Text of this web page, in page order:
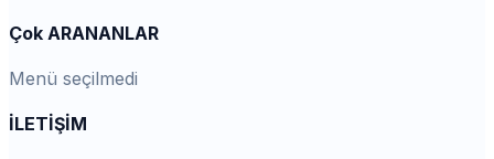
Çok ARANANLAR
Menü seçilmedi
İLETİŞİM